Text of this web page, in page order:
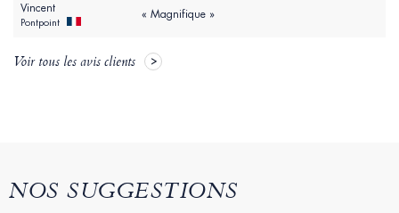
Vincent
Pontpoint
« Magnifique »
Voir tous les avis clients
NOS SUGGESTIONS